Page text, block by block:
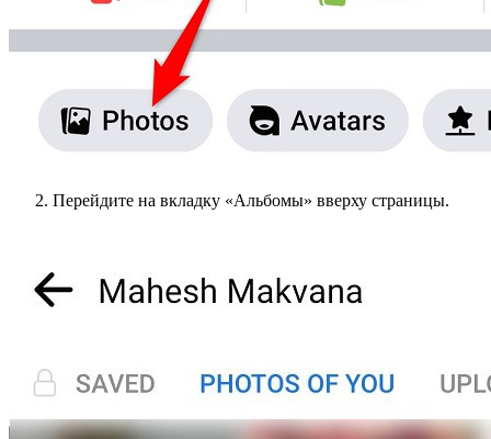
Перейдите на вкладку «Альбомы» вверху страницы.